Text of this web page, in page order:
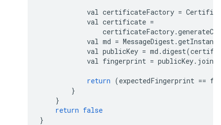
val certificateFactory =
val certificate =
certificateFactory.
val md = MessageDigest.getInstance
val publicKey = md .digest(
val fingerprint = publicKey.
return (expectedFingerprint ==
}
}
return false
}